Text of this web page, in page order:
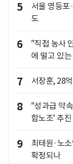
5
서울 영등포
도
6
"직접 농사
에 떨고 있
7 서장훈, 28
8
"성과급 약
합노조' 추진
9
최태원·노
확정되나